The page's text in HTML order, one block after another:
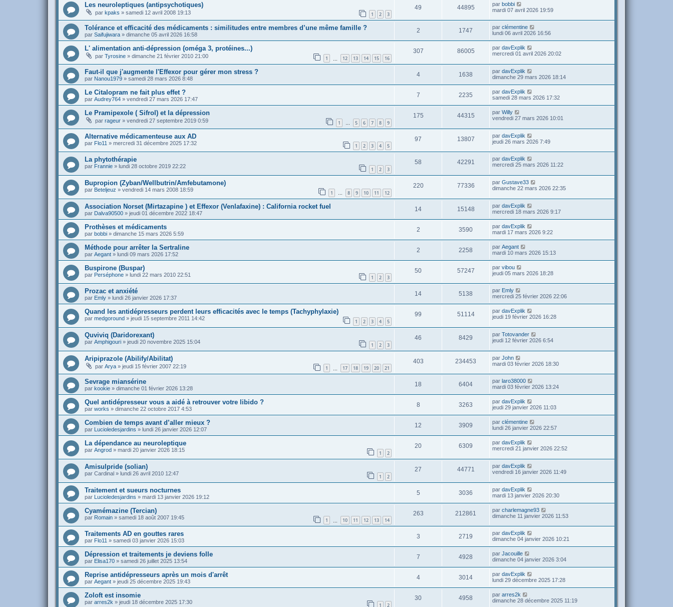
Les neuroleptiques (antipsychotiques)
par kpaks » samedi 12 avril 2008 19:13 1 2 3
49 44895 par bobbi
mardi 07 avril 2026 19:59
Tolérance et efficacité des médicaments : similitudes entre membres d’une même famille ?
par Saifujiwara » dimanche 05 avril 2026 16:58
2 1747 par clémentine
lundi 06 avril 2026 16:56
L' alimentation anti-dépression (oméga 3, protéines...)
par Tyrosine » dimanche 21 février 2010 21:00 1 12 13 14 15 16
307 86005 par davExplik
mercredi 01 avril 2026 20:02
Faut-il que j'augmente l'Effexor pour gérer mon stress ?
par Nanou1979 » samedi 28 mars 2026 8:48
4 1638 par davExplik
dimanche 29 mars 2026 18:14
Le Citalopram ne fait plus effet ?
par Audrey764 » vendredi 27 mars 2026 17:47
7 2235 par davExplik
samedi 28 mars 2026 17:32
Le Pramipexole ( Sifrol) et la dépression
par rageur » vendredi 27 septembre 2019 0:59 1 … 5 6 7 8 9
175 44315 par Willy
vendredi 27 mars 2026 10:01
Alternative médicamenteuse aux AD
par Flo11 » mercredi 31 décembre 2025 17:32 1 2 3 4 5
97 13807 par davExplik
jeudi 26 mars 2026 7:49
La phytothérapie
par Frannie » lundi 28 octobre 2019 22:22 1 2 3
58 42291 par davExplik
mercredi 25 mars 2026 11:22
Bupropion (Zyban/Wellbutrin/Amfebutamone)
par Beteljeuz » vendredi 14 mars 2008 18:59 1 … 8 9 10 11 12
220 77336 par Gustave33
dimanche 22 mars 2026 22:35
Association Norset (Mirtazapine ) et Effexor (Venlafaxine) : California rocket fuel
par Dalva90500 » jeudi 01 décembre 2022 18:47
14 15148 par davExplik
mercredi 18 mars 2026 9:17
Prothèses et médicaments
par bobbi » dimanche 15 mars 2026 5:59
2 3590 par davExplik
mardi 17 mars 2026 9:22
Méthode pour arrêter la Sertraline
par Aegant » lundi 09 mars 2026 17:52
2 2258 par Aegant
mardi 10 mars 2026 15:13
Buspirone (Buspar)
par Perséphone » lundi 22 mars 2010 22:51 1 2 3
50 57247 par vibou
jeudi 05 mars 2026 18:28
Prozac et anxiété
par Emly » lundi 26 janvier 2026 17:37
14 5138 par Emly
mercredi 25 février 2026 22:06
Quand les antidépresseurs perdent leurs efficacités avec le temps (Tachyphylaxie)
par medgoround » jeudi 15 septembre 2011 14:42 1 2 3 4 5
99 51114 par davExplik
jeudi 19 février 2026 16:28
Quviviq (Daridorexant)
par Amphigouri » jeudi 20 novembre 2025 15:04 1 2 3
46 8429 par Totovander
jeudi 12 février 2026 6:54
Aripiprazole (Abilify/Abilitat)
par Arya » jeudi 15 février 2007 22:19 1 17 18 19 20 21
403 234453 par John
mardi 03 février 2026 18:30
Sevrage miansérine
par kookie » dimanche 01 février 2026 13:28
18 6404 par laro38000
mardi 03 février 2026 13:24
Quel antidépresseur vous a aidé à retrouver votre libido ?
par works » dimanche 22 octobre 2017 4:53
8 3263 par davExplik
jeudi 29 janvier 2026 11:03
Combien de temps avant d’aller mieux ?
par Lucioledesjardins » lundi 26 janvier 2026 12:07
12 3909 par clémentine
lundi 26 janvier 2026 22:57
La dépendance au neuroleptique
par Angrod » mardi 20 janvier 2026 18:15 1 2
20 6309 par davExplik
mercredi 21 janvier 2026 22:52
Amisulpride (solian)
par Cardinal » lundi 26 avril 2010 12:47 1 2
27 44771 par davExplik
vendredi 16 janvier 2026 11:49
Traitement et sueurs nocturnes
par Lucioledesjardins » mardi 13 janvier 2026 19:12
5 3036 par davExplik
mardi 13 janvier 2026 20:30
Cyamémazine (Tercian)
par Romain » samedi 18 août 2007 19:45 1 10 11 12 13 14
263 212861 par charlemagne93
dimanche 11 janvier 2026 11:53
Traitements AD en gouttes rares
par Flo11 » samedi 03 janvier 2026 15:03
3 2719 par davExplik
dimanche 04 janvier 2026 10:21
Dépression et traitements je deviens folle
par Elisa170 » samedi 26 juillet 2025 13:54
7 4928 par Jacouille
dimanche 04 janvier 2026 3:04
Reprise antidépresseurs après un mois d'arrêt
par Aegant » jeudi 25 décembre 2025 19:43
4 3014 par davExplik
lundi 29 décembre 2025 17:28
Zoloft est insomie
par arres2k » jeudi 18 décembre 2025 17:30 1 2
30 4958 par arres2k
dimanche 28 décembre 2025 11:19